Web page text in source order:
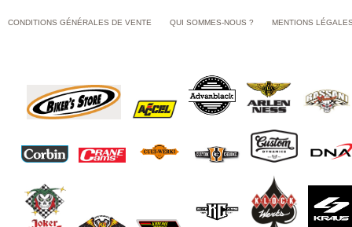
CONDITIONS GÉNÉRALES DE VENTE QUI SOMMES-NOUS ? MENTIONS